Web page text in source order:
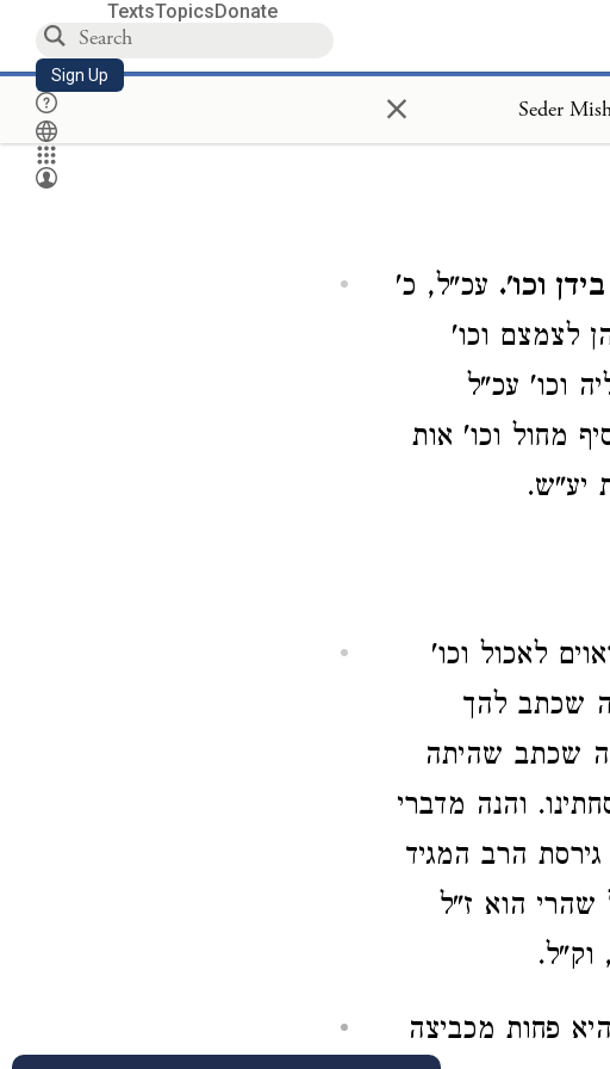
TextsTopicsDonate
Sign Up × Seder
וכו'. עכ"ל, כ'
לצמצם וכו'
וכו' עכ"ל
מחול וכו' אות
יע"ש.
לאכול וכו'
שכתב להך
שכתב שהיתה
והנה מדברי
הרב המגיד
שהרי הוא ז"ל
וק"ל.
פחות מכביצה